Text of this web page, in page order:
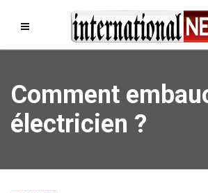
Comment
électricien ?